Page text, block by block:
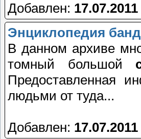
Добавлен: 17.07.2011
Энциклопедия
В данном архиве
томный большой
Предоставленная
людьми от туда...
Добавлен: 17.07.2011